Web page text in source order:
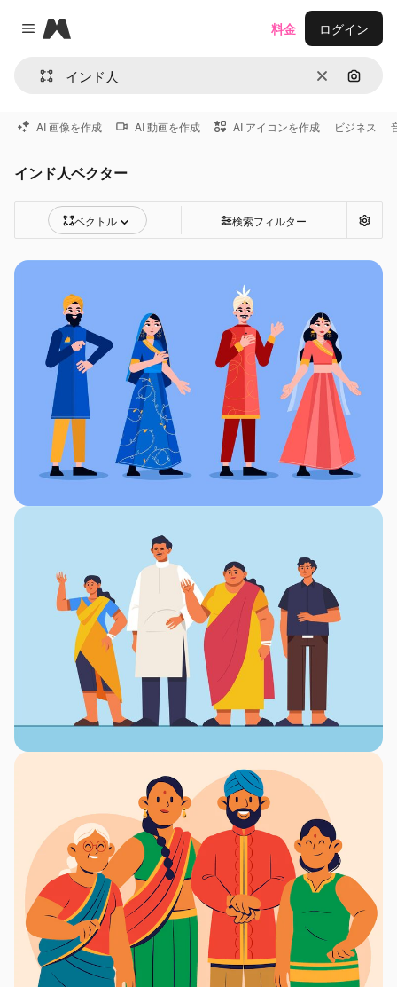
Close menu
Magnific
消去 画像で
料金 ログイン
AI 画像を作成 AI 動画を作成 AI アイコンを作成 ビジネス
インド人ベクター
ベクトル 検索フィルター